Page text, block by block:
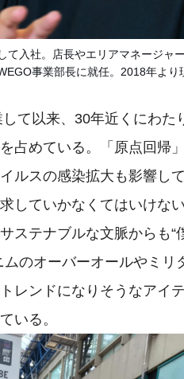
入社。店長やエリアマネージャ
事業部長に就任。2018年より
て以来、30年近くにわた
占めている。「原点回帰
ルスの感染拡大も影響し
していかなくてはいけな
ステナブルな文脈からも“
のオーバーオールやミリ
レンドになりそうなアイ
いる。